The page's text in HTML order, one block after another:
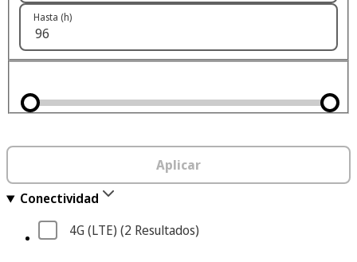
Hasta (h)
Aplicar
Conectividad
4G (LTE) (2 Resultados)